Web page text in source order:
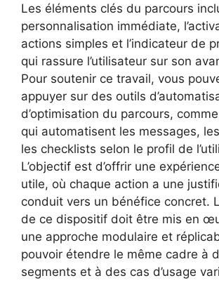
Les éléments clés du parcours
personnalisation immédiate,
actions simples et l’indicateur de
qui rassure l’utilisateur sur son
Pour soutenir ce travail, vous
appuyer sur des outils
d’optimisation du parcours,
qui automatisent les messages,
les checklists selon le profil de
L’objectif est d’offrir une
utile, où chaque action a une
conduit vers un bénéfice concret.
de ce dispositif doit être mis en
une approche modulaire et
pouvoir étendre le même cadre à
segments et à des cas d’usage